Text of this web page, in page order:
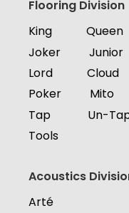
Flooring Division
King
Queen
Joker
Junior
Lord
Cloud
Poker
Mito
Tap
Un-
Tools
Acoustics
Arté